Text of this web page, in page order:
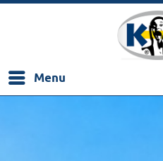
Menu